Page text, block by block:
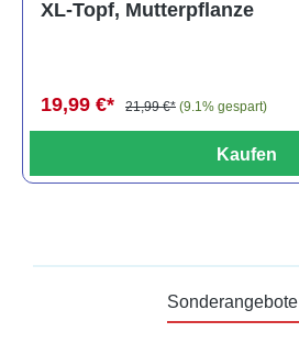
XL-Topf, Mutterpflanze
19,99 €* 21,99 €* (9.1% gespart)
Kaufen
Sonderangebote